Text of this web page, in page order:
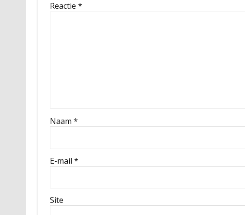
Reactie *
Naam *
E-mail *
Site